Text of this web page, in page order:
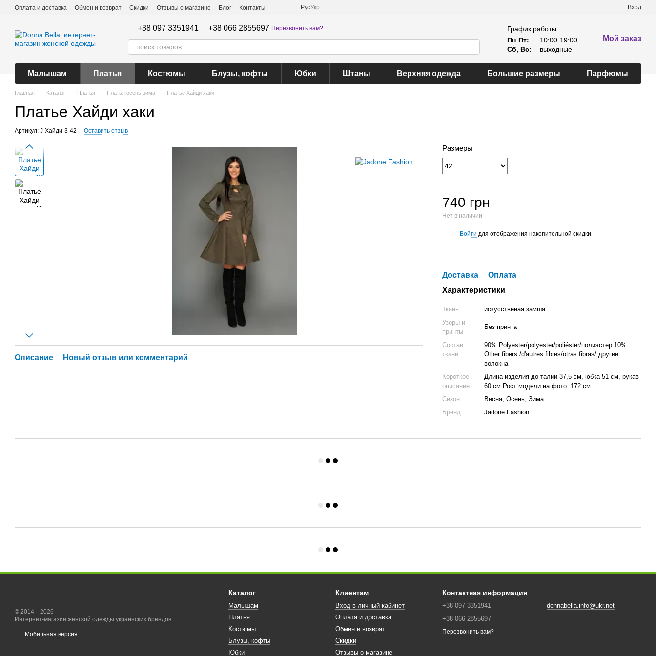
Перейти к основному контенту
Оплата и доставка Обмен и возврат Скидки Отзывы о магазине Блог Контакты РусУкр Вход
+38 097 3351941 +38 066 2855697 Перезвонить вам?
График работы:
Пн-Пт:
10:00-19:00
Сб, Вс:
выходные
Мой заказ
Малышам Платья Костюмы Блузы, кофты Юбки Штаны Верхняя одежда Большие размеры Парфюмы
Главная Каталог Платья Платья осень-зима Платье Хайди хаки
Платье Хайди хаки
Артикул: J-Хайди-3-42 Оставить отзыв
Описание Новый отзыв или комментарий
Размеры
740 грн
Нет в наличии
Войти для отображения накопительной скидки
Доставка
Оплата
Характеристики
Ткань
искусственая замша
Узоры и
принты
Без принта
Состав
ткани
90% Polyester/polyester/poliéster/полиэстер 10%
Other fibers /d'autres fibres/otras fibras/ другие
волокна
Короткое
описание
Длина изделия до талии 37,5 см, юбка 51 см, рукав
60 см Рост модели на фото: 172 см
Сезон
Весна, Осень, Зима
Бренд
Jadone Fashion
© 2014—2026
Интернет-магазин женской одежды украинских брендов.
Мобильная версия
Каталог
Малышам
Платья
Костюмы
Блузы, кофты
Юбки
Клиентам
Вход в личный кабинет
Оплата и доставка
Обмен и возврат
Скидки
Отзывы о магазине
Контактная информация
+38 097 3351941
+38 066 2855697
Перезвонить вам?
donnabella.info@ukr.net